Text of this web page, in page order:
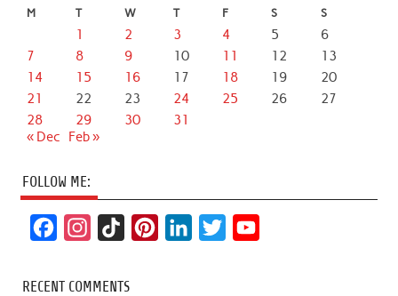
M T W T F S S
1 2 3 4 5
6
7
8 9 10 11 12
13
14
15 16 17 18 19
20
21
22 23 24 25 26
27
28
29 30
31
« Dec
Feb »
FOLLOW ME:
c
s
k
RECENT COMMENTS